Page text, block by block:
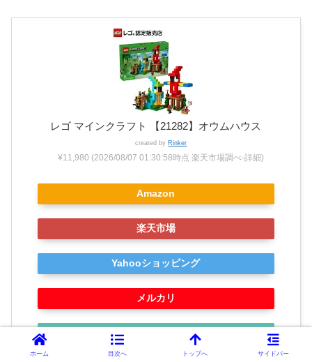
レゴ マインクラフト 【21282】オウムハウス
created by Rinker
¥11,980 (2026/08/07 01:30:58時点 楽天市場調べ-詳細)
Amazon
楽天市場
Yahooショッピング
メルカリ
レゴ公式ショップで探す
ホーム 目次へ トップへ サイドバー